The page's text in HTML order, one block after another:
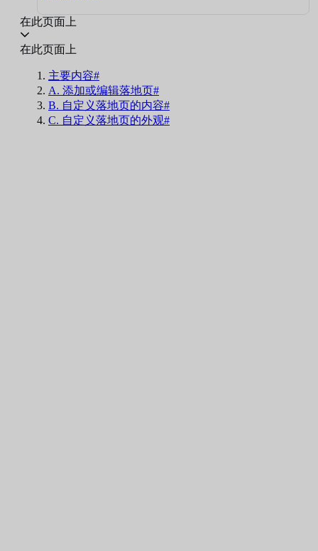
在此页面上
在此页面上
主要内容#
A. 添加或编辑落地页#
B. 自定义落地页的内容#
C. 自定义落地页的外观#